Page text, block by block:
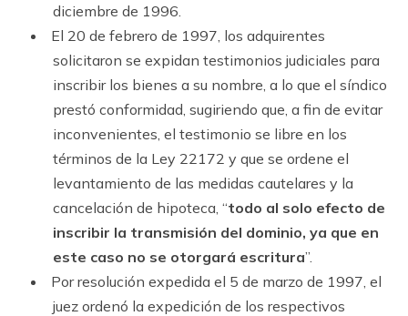
diciembre de 1996.
El 20 de febrero de 1997, los adquirentes
solicitaron se expidan testimonios judiciales para
inscribir los bienes a su nombre, a lo que el síndico
prestó conformidad, sugiriendo que, a fin de evitar
inconvenientes, el testimonio se libre en los
términos de la Ley 22172 y que se ordene el
levantamiento de las medidas cautelares y la
cancelación de hipoteca, “todo al solo efecto de
inscribir la transmisión del dominio, ya que en
este caso no se otorgará escritura”.
Por resolución expedida el 5 de marzo de 1997, el
juez ordenó la expedición de los respectivos